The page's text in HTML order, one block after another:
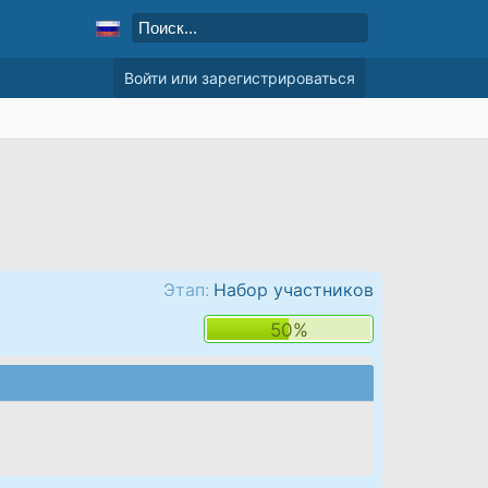
Этап: Набор участников
50%
Войти или зарегистрироваться